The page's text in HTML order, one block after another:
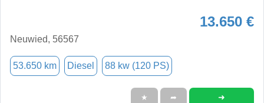
13.650 €
Neuwied, 56567
53.650 km Diesel 88 kw (120 PS)
★ ➦ ➜